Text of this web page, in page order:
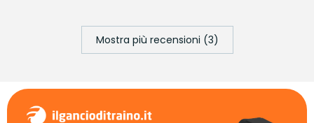
Mostra più recensioni (3)